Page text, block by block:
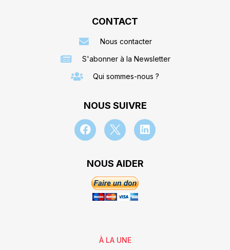
CONTACT
Nous contacter
S'abonner à la Newsletter
Qui sommes-nous ?
NOUS SUIVRE
NOUS AIDER
À LA UNE